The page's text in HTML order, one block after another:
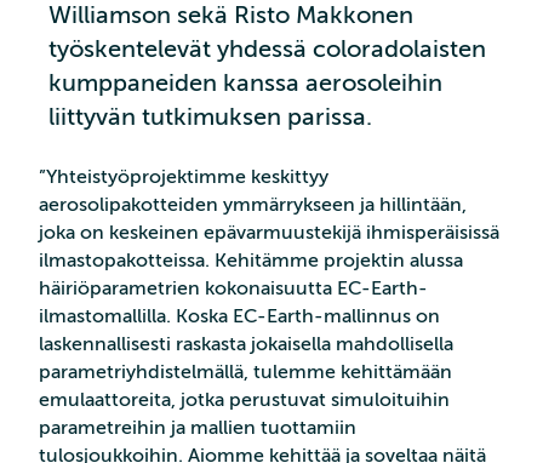
Williamson sekä Risto Makkonen
työskentelevät yhdessä coloradolaisten
kumppaneiden kanssa aerosoleihin
liittyvän tutkimuksen parissa.
”Yhteistyöprojektimme keskittyy
aerosolipakotteiden ymmärrykseen ja hillintään,
joka on keskeinen epävarmuustekijä ihmisperäisissä
ilmastopakotteissa. Kehitämme projektin alussa
häiriöparametrien kokonaisuutta EC-Earth-
ilmastomallilla. Koska EC-Earth-mallinnus on
laskennallisesti raskasta jokaisella mahdollisella
parametriyhdistelmällä, tulemme kehittämään
emulaattoreita, jotka perustuvat simuloituihin
parametreihin ja mallien tuottamiin
tulosjoukkoihin. Aiomme kehittää ja soveltaa näitä